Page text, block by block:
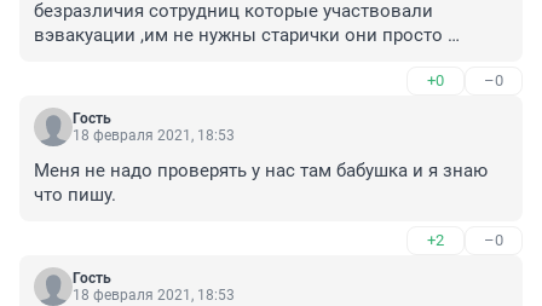
безразличия сотрудниц которые участвовали
вэвакуации ,им не нужны старички они просто
свою опу.И лица старичков растеряные ,многие из их
прожили более года в пансионате для их сотрудники
близкие родные.А сотрудницы приэвакуации вместо
градоначальники опомнитесь, сами неможите помочь
старшему поколению не стаавьте палки в колеса
+0 –0
Гость
18 февраля 2021, 18:53
Меня не надо проверять у нас там бабушка и я знаю
что пишу.
+2 –0
Гость
18 февраля 2021, 18:53